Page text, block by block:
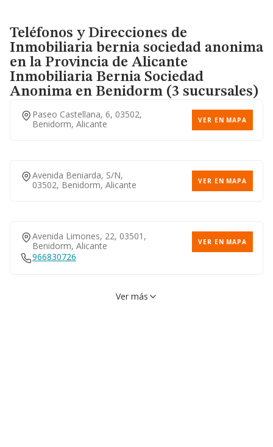
Teléfonos y Direcciones de
Inmobiliaria bernia sociedad anonima
en la Provincia de Alicante
Inmobiliaria Bernia Sociedad
Anonimaen Benidorm (3 sucursales)
Paseo Castellana, 6, 03502,
Benidorm, Alicante
VER EN MAPA
Avenida Beniarda, S/n,
03502, Benidorm, Alicante
VER EN MAPA
Avenida Limones, 22, 03501,
Benidorm, Alicante
VER EN MAPA
966830726
Ver más